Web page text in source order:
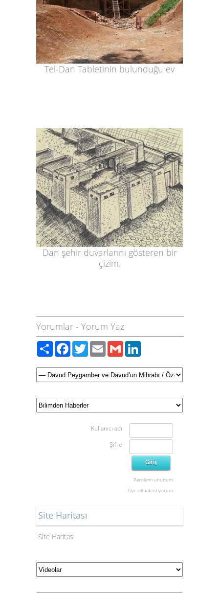
Tel-Dan Tabletinin bulunduğu ev
Dan şehir duvarlarını gösteren bir
çizim.
Yorumlar - Yorum Yaz
PaylaşFacebook
TwitterEmailGmail
Kullanıcı adı
Şifre
Parolamı unuttum
Üye olmak istiyorum
Site Haritası
Site Haritası